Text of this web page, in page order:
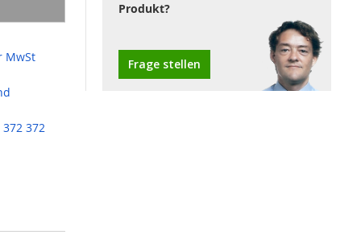
MwSt
372
Produkt?
Frage stellen